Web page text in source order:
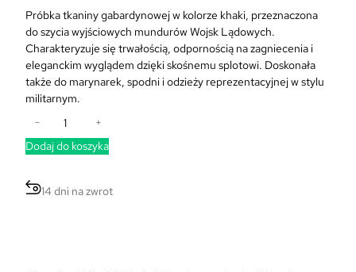
Próbka tkaniny gabardynowej w kolorze khaki, przeznaczona
do szycia wyjściowych mundurów Wojsk Lądowych.
Charakteryzuje się trwałością, odpornością na zagniecenia i
eleganckim wyglądem dzięki skośnemu splotowi. Doskonała
także do marynarek, spodni i odzieży reprezentacyjnej w stylu
militarnym.
o
ć
P
− +
Dodaj do koszyka
14 dni na zwrot